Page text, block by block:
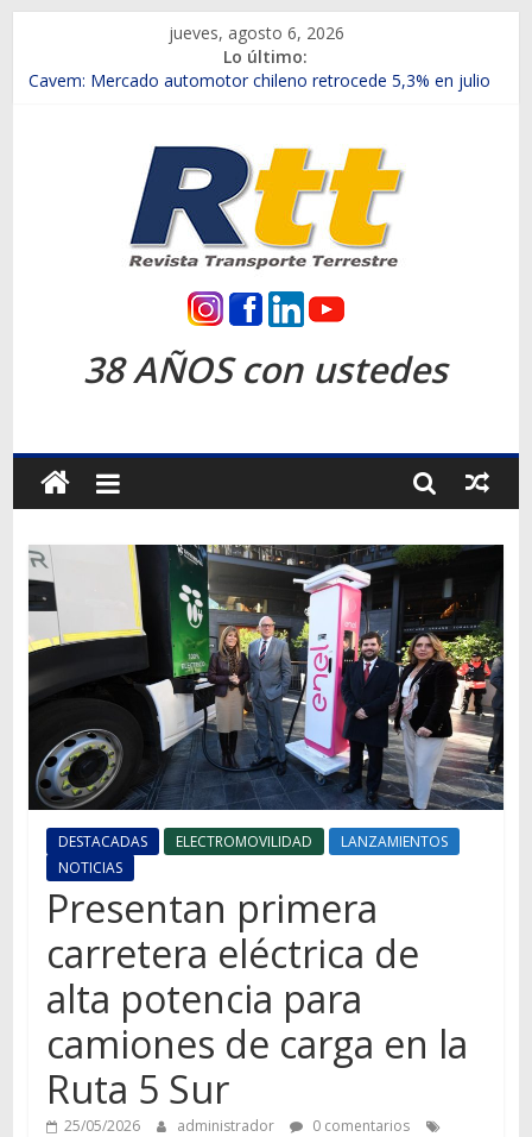
contenido
jueves, agosto 6, 2026
Lo último:
Chile es el primer mercado internacional en lanzar la nueva
Salfa suma vehículos electrificados de Chevrolet en el Biobío
Samex amplía su red con nuevas sucursales en Rancagua y
SINOTRUK Pick-ups presentó la recién estrenada Bolden en
la Expo Compras Públicas 2026
Revista
Transporte
Terrestre
Autos,
camiones,
motos,
información
del
mundo
transporte
38 AÑOS con ustedes
DESTACADAS ELECTROMOVILIDAD
LANZAMIENTOS
NOTICIAS
Presentan primera
carretera eléctrica de
alta potencia para
camiones de carga en la
Ruta 5 Sur
25/05/2026 administrador
0 comentarios